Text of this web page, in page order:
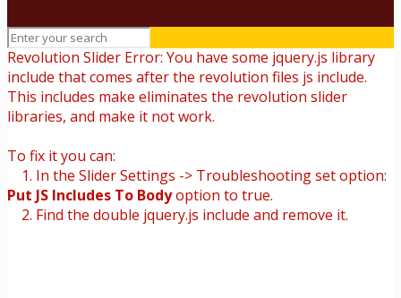
Revolution Slider Error: You have some jquery.js library
include that comes after the revolution files js include.
This includes make eliminates the revolution slider
libraries, and make it not work.
To fix it you can:
1. In the Slider Settings -> Troubleshooting set option:
Put JS Includes To Bodyoption to true.
2. Find the double jquery.js include and remove it.